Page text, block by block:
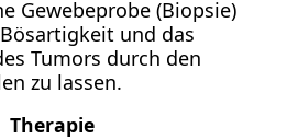
Gewebeprobe (Biopsie)
und das
Tumors durch den
zu lassen.
Therapie